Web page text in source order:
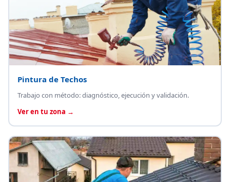
Pintura de Techos
Trabajo con método: diagnóstico, ejecución y validación.
Ver en tu zona →